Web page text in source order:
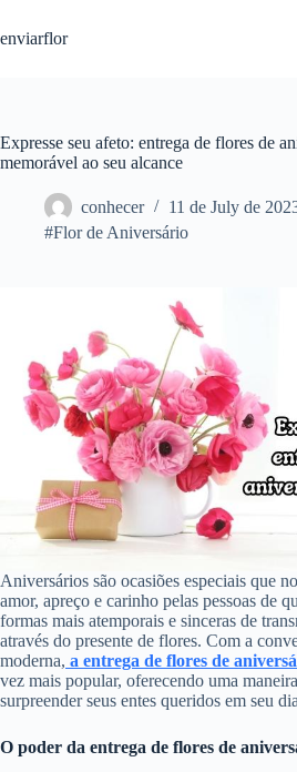
k
c
o
enviarflor
Expresse seu afeto: entrega de flores de
memorável ao seu alcance
conhecer
11 de July de
#Flor de Aniversário
Aniversários são ocasiões especiais que
amor, apreço e carinho pelas pessoas de
formas mais atemporais e sinceras de
através do presente de flores. Com a
moderna, a entrega de flores de
vez mais popular, oferecendo uma
surpreender seus entes queridos em seu
O poder da entrega de flores de